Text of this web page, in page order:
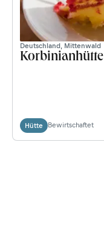
Deutschland, Mittenwald
Korbinianhütte
Hütte Bewirtschaftet